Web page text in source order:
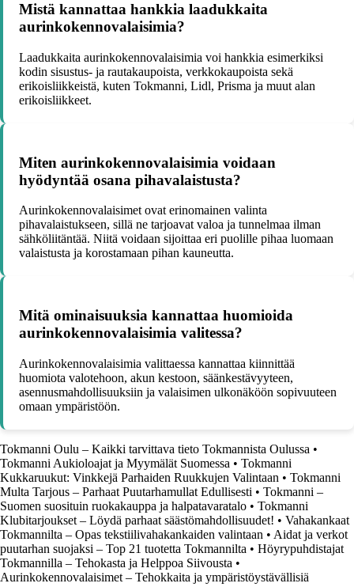
Mistä kannattaa hankkia laadukkaita
aurinkokennovalaisimia?
Laadukkaita aurinkokennovalaisimia voi hankkia esimerkiksi
kodin sisustus- ja rautakaupoista, verkkokaupoista sekä
erikoisliikkeistä, kuten Tokmanni, Lidl, Prisma ja muut alan
erikoisliikkeet.
Miten aurinkokennovalaisimia voidaan
hyödyntää osana pihavalaistusta?
Aurinkokennovalaisimet ovat erinomainen valinta
pihavalaistukseen, sillä ne tarjoavat valoa ja tunnelmaa ilman
sähköliitäntää. Niitä voidaan sijoittaa eri puolille pihaa luomaan
valaistusta ja korostamaan pihan kauneutta.
Mitä ominaisuuksia kannattaa huomioida
aurinkokennovalaisimia valitessa?
Aurinkokennovalaisimia valittaessa kannattaa kiinnittää
huomiota valotehoon, akun kestoon, säänkestävyyteen,
asennusmahdollisuuksiin ja valaisimen ulkonäköön sopivuuteen
omaan ympäristöön.
Tokmanni Oulu – Kaikki tarvittava tieto Tokmannista Oulussa •
Tokmanni Aukioloajat ja Myymälät Suomessa • Tokmanni
Kukkaruukut: Vinkkejä Parhaiden Ruukkujen Valintaan • Tokmanni
Multa Tarjous – Parhaat Puutarhamullat Edullisesti • Tokmanni –
Suomen suosituin ruokakauppa ja halpatavaratalo • Tokmanni
Klubitarjoukset – Löydä parhaat säästömahdollisuudet! • Vahakankaat
Tokmannilta – Opas tekstiilivahakankaiden valintaan • Aidat ja verkot
puutarhan suojaksi – Top 21 tuotetta Tokmannilta • Höyrypuhdistajat
Tokmannilla – Tehokasta ja Helppoa Siivousta •
Aurinkokennovalaisimet – Tehokkaita ja ympäristöystävällisiä